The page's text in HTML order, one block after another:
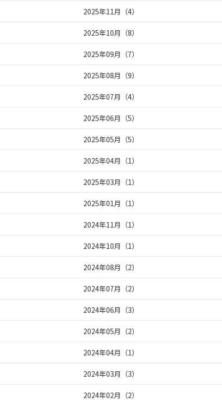
2025年11月 （4）
2025年10月 （8）
2025年09月 （7）
2025年08月 （9）
2025年07月 （4）
2025年06月 （5）
2025年05月 （5）
2025年04月 （1）
2025年03月 （1）
2025年01月 （1）
2024年11月 （1）
2024年10月 （1）
2024年08月 （2）
2024年07月 （2）
2024年06月 （3）
2024年05月 （2）
2024年04月 （1）
2024年03月 （3）
2024年02月 （2）